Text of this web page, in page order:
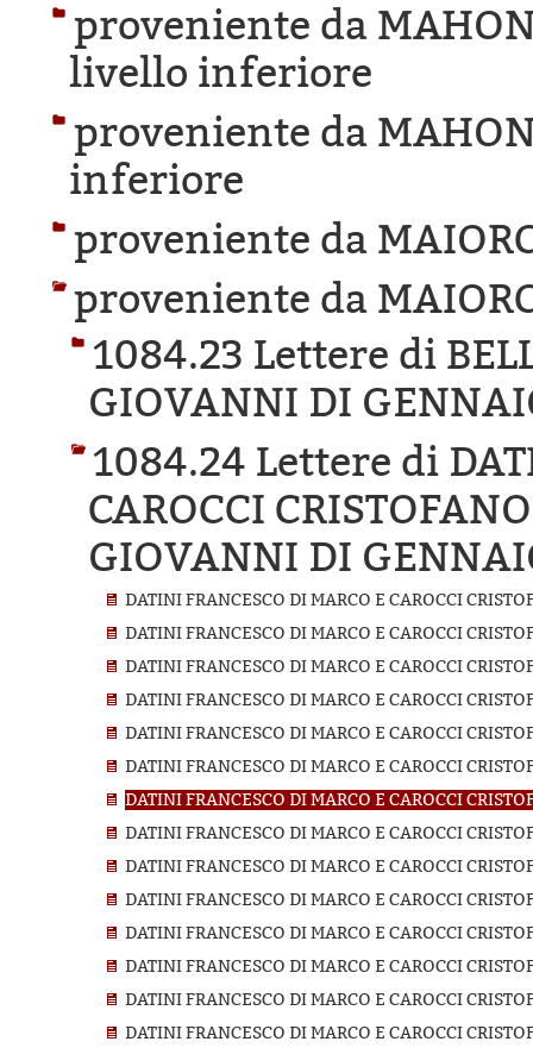
proveniente da
livello inferiore
proveniente da
inferiore
proveniente da
proveniente da
1084.23 Lettere di
GIOVANNI DI
1084.24 Lettere di
CAROCCI
GIOVANNI DI
DATINI FRANCESCO DI MARCO E CAROCCI
DATINI FRANCESCO DI MARCO E CAROCCI
DATINI FRANCESCO DI MARCO E CAROCCI
DATINI FRANCESCO DI MARCO E CAROCCI
DATINI FRANCESCO DI MARCO E CAROCCI
DATINI FRANCESCO DI MARCO E CAROCCI
DATINI FRANCESCO DI MARCO E CAROCCI
DATINI FRANCESCO DI MARCO E CAROCCI
DATINI FRANCESCO DI MARCO E CAROCCI
DATINI FRANCESCO DI MARCO E CAROCCI
DATINI FRANCESCO DI MARCO E CAROCCI
DATINI FRANCESCO DI MARCO E CAROCCI
DATINI FRANCESCO DI MARCO E CAROCCI
DATINI FRANCESCO DI MARCO E CAROCCI